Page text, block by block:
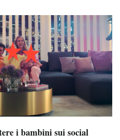
i bambini sui social